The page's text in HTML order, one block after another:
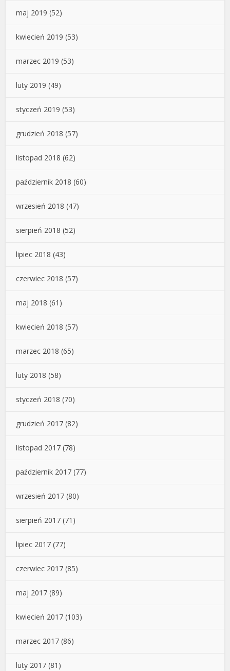
maj 2019 (52)
kwiecień 2019 (53)
marzec 2019 (53)
luty 2019 (49)
styczeń 2019 (53)
grudzień 2018 (57)
listopad 2018 (62)
październik 2018 (60)
wrzesień 2018 (47)
sierpień 2018 (52)
lipiec 2018 (43)
czerwiec 2018 (57)
maj 2018 (61)
kwiecień 2018 (57)
marzec 2018 (65)
luty 2018 (58)
styczeń 2018 (70)
grudzień 2017 (82)
listopad 2017 (78)
październik 2017 (77)
wrzesień 2017 (80)
sierpień 2017 (71)
lipiec 2017 (77)
czerwiec 2017 (85)
maj 2017 (89)
kwiecień 2017 (103)
marzec 2017 (86)
luty 2017 (81)